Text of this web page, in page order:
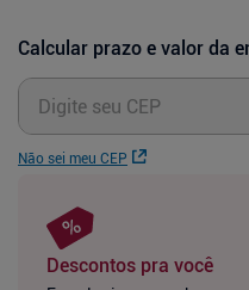
Calcular prazo e valor da
Não sei meu CEP
Descontos pra você